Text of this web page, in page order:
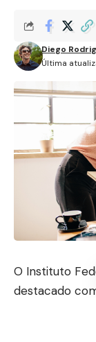
Última
Diego
O Instituto
destacado